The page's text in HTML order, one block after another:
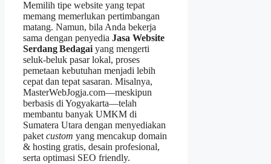
Memilih tipe website yang tepat
memang memerlukan pertimbangan
matang. Namun, bila Anda bekerja
sama dengan penyedia Jasa Website
Serdang Bedagai yang mengerti
seluk‑beluk pasar lokal, proses
pemetaan kebutuhan menjadi lebih
cepat dan tepat sasaran. Misalnya,
MasterWebJogja.com—meskipun
berbasis di Yogyakarta—telah
membantu banyak UMKM di
Sumatera Utara dengan menyediakan
paket custom yang mencakup domain
& hosting gratis, desain profesional,
serta optimasi SEO friendly.